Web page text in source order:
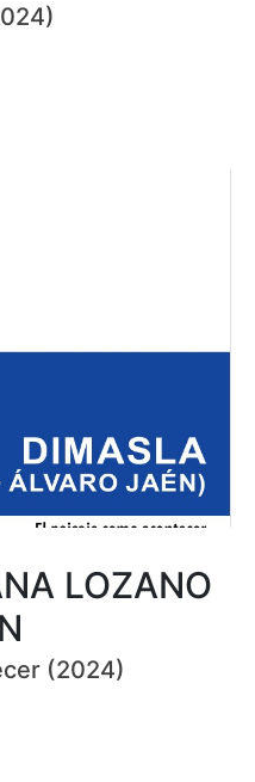
LOZANO
(2024)